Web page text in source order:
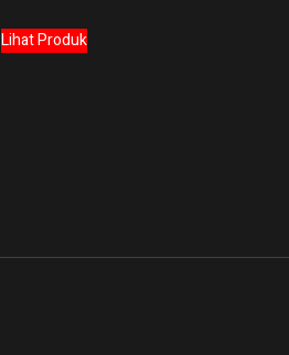
Lihat Produk